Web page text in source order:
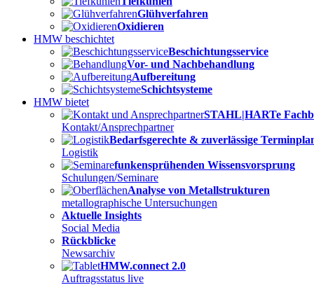
Glühverfahren
Oxidieren
HMW beschichtet
Beschichtungsservice
Vor- und Nachbehandlung
Aufbereitung
Schichtsysteme
HMW bietet
STAHL|HARTe
Kontakt/Ansprechpartner
Bedarfsgerechte & zuverlässige
Logistik
funkensprühenden Wissensvorsprung
Schulungen/Seminare
Analyse von Metallstrukturen
metallographische Untersuchungen
Aktuelle Insights
Social Media
Rückblicke
Newsarchiv
HMW.connect 2.0
Auftragsstatus live